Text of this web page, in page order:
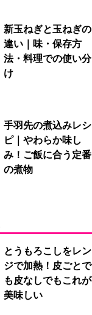
新玉ねぎと玉ねぎの
違い｜味・保存方
法・料理での使い分
け
手羽先の煮込みレシ
ピ｜やわらか味し
み！ご飯に合う定番
の煮物
とうもろこしをレン
ジで加熱！皮ごとで
も皮なしでもこれが
美味しい